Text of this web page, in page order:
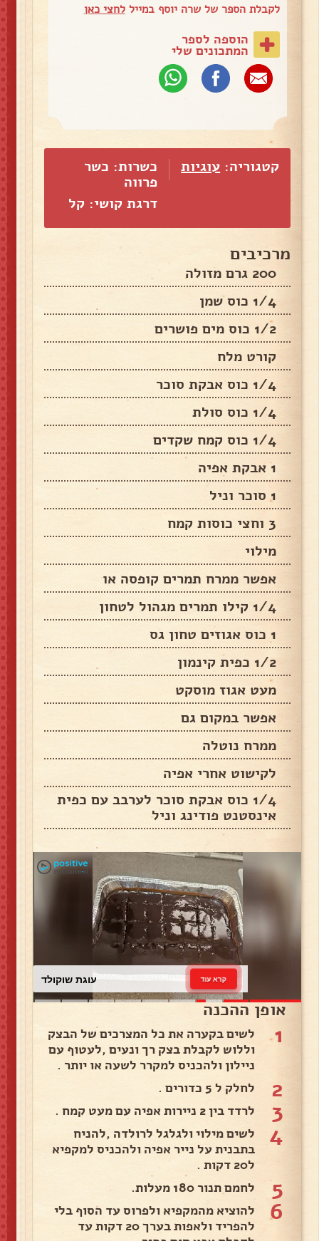
לקבלת הספר של שרה יוסף במייללחצי כאן
הוספה לספר
המתכונים שלי
קטגוריה: עוגיות
כשרות: כשר
פרווה
דרגת קושי: קל
מרכיבים
200 גרם מזולה
1/4 כוס שמן
1/2 כוס מים פושרים
קורט מלח
1/4 כוס אבקת סוכר
1/4 כוס סולת
1/4 כוס קמח שקדים
1 אבקת אפיה
1 סוכר וניל
3 וחצי כוסות קמח
מילוי
אפשר ממרח תמרים קופסה או
1/4 קילו תמרים מגהול לטחון
1 כוס אגוזים טחון גס
1/2 כפית קינמון
מעט אגוז מוסקט
אפשר במקום גם
ממרח נוטלה
לקישוט אחרי אפיה
1/4 כוס אבקת סוכר לערבב עם כפית
אינסטנט פודינג וניל
עוגת שוקולד קרא עוד
אופן ההכנה
1
לשים בקערה את כל המצרכים של הבצק
וללוש לקבלת בצק רך ונעים ,לעטוף עם
ניילון ולהכניס למקרר לשעה או יותר .
2 לחלק ל 5 כדורים .
3 לרדד בין 2 ניירות אפיה עם מעט קמח .
4
לשים מילוי ולגלגל לרולדה ,להניח
בתבנית על נייר אפיה ולהכניס למקפיא
ל20 דקות .
5 לחמם תנור 180 מעלות.
6
להוציא מהמקפיא ולפרוס עד הסוף בלי
להפריד ולאפות בערך 20 דקות עד